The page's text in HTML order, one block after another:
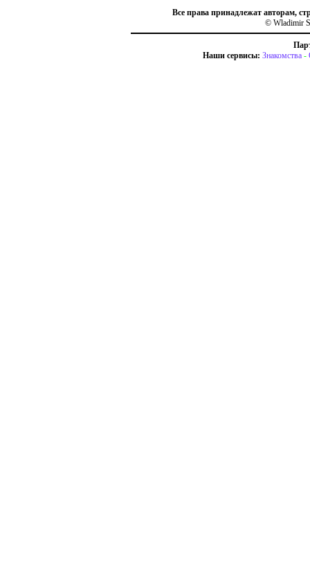
Все права принадлежат авторам,
© Wladimir
Наши сервисы: Знакомства -